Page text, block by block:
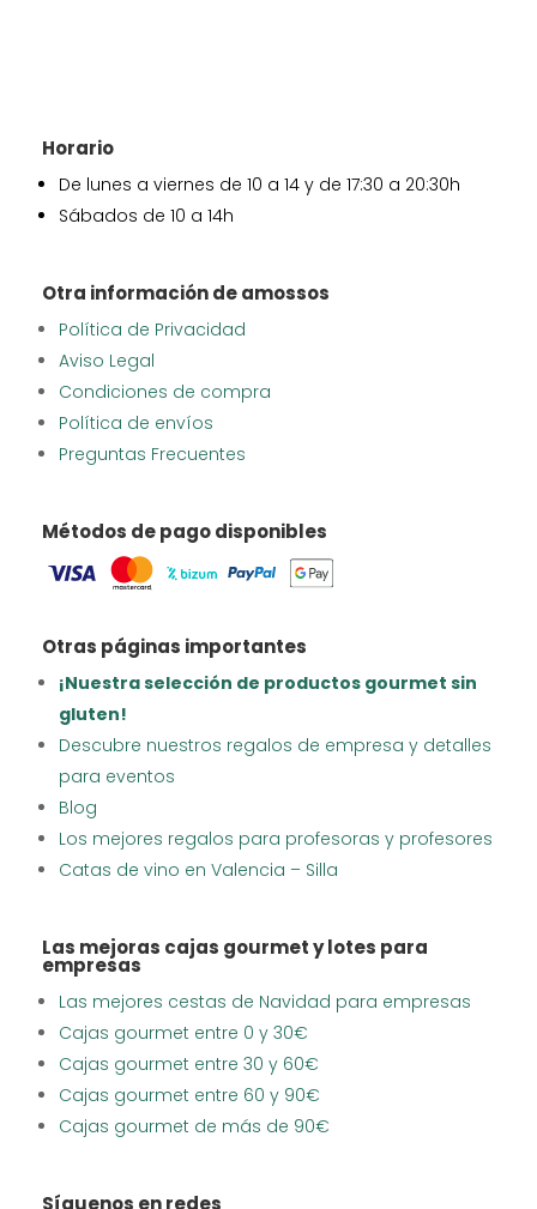
Horario
De lunes a viernes de 10 a 14 y de 17:30 a 20:30h
Sábados de 10 a 14h
Otra información de amossos
Política de Privacidad
Aviso Legal
Condiciones de compra
Política de envíos
Preguntas Frecuentes
Métodos de pago disponibles
Otras páginas importantes
¡Nuestra selección de productos gourmet sin
gluten!
Descubre nuestros regalos de empresa y detalles
para eventos
Blog
Los mejores regalos para profesoras y profesores
Catas de vino en Valencia – Silla
Las mejoras cajas gourmet y lotes para
empresas
Las mejores cestas de Navidad para empresas
Cajas gourmet entre 0 y 30€
Cajas gourmet entre 30 y 60€
Cajas gourmet entre 60 y 90€
Cajas gourmet de más de 90€